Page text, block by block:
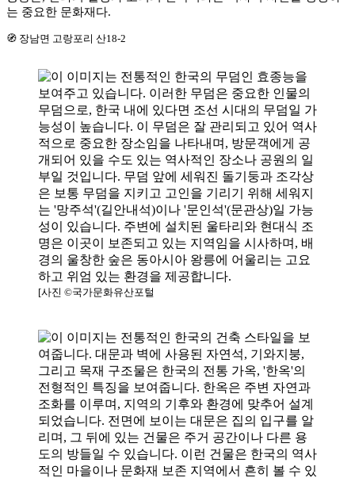
는 중요한 문화재다.
🧭 장남면 고랑포리 산18-2
[사진 ©국가문화유산포털